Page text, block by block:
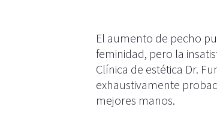
El aumento de pecho
feminidad, pero la
Clínica de estética Dr.
exhaustivamente
mejores manos.